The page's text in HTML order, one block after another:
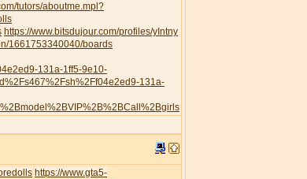
tutors/aboutme.mpl?
https://www.bitsdujour.com/profiles/yIntny
1661753340040/boards
131a-1ff5-9e10-
131a-
https://www.gta5-